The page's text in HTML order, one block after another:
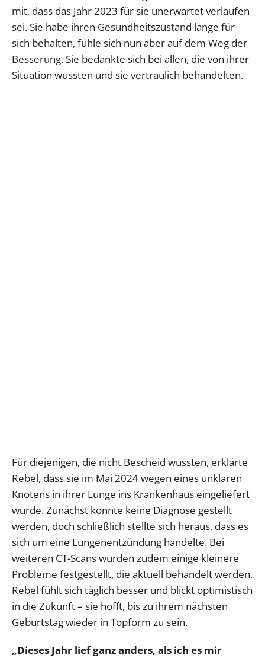
mit, dass das Jahr 2023 für sie unerwartet verlaufen
sei. Sie habe ihren Gesundheitszustand lange für
sich behalten, fühle sich nun aber auf dem Weg der
Besserung. Sie bedankte sich bei allen, die von ihrer
Situation wussten und sie vertraulich behandelten.
Für diejenigen, die nicht Bescheid wussten, erklärte
Rebel, dass sie im Mai 2024 wegen eines unklaren
Knotens in ihrer Lunge ins Krankenhaus eingeliefert
wurde. Zunächst konnte keine Diagnose gestellt
werden, doch schließlich stellte sich heraus, dass es
sich um eine Lungenentzündung handelte. Bei
weiteren CT-Scans wurden zudem einige kleinere
Probleme festgestellt, die aktuell behandelt werden.
Rebel fühlt sich täglich besser und blickt optimistisch
in die Zukunft – sie hofft, bis zu ihrem nächsten
Geburtstag wieder in Topform zu sein.
„Dieses Jahr lief ganz anders, als ich es mir